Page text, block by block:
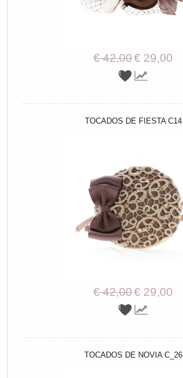
€ 42,00€ 29,00
TOCADOS DE FIESTA C14
€ 42,00€ 29,00
TOCADOS DE NOVIA C_26